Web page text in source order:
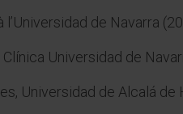
de Navarra
Universidad de
Universidad de Alcalá de